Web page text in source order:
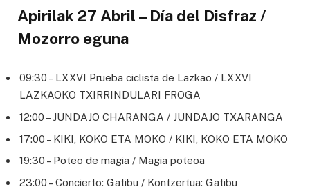
Apirilak 27 Abril – Día del Disfraz /
Mozorro eguna
09:30 – LXXVI Prueba ciclista de Lazkao / LXXVI
LAZKAOKO TXIRRINDULARI FROGA
12:00 – JUNDAJO CHARANGA / JUNDAJO TXARANGA
17:00 – KIKI, KOKO ETA MOKO / KIKI, KOKO ETA MOKO
19:30 – Poteo de magia / Magia poteoa
23:00 – Concierto: Gatibu / Kontzertua: Gatibu